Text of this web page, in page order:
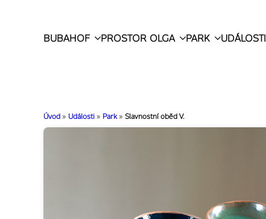
BUBAHOF PROSTOR OLGA PARK UDÁLOSTI
Úvod » Události » Park » Slavnostní oběd V.